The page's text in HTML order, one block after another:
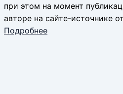
при этом на момент
авторе на сайте-источнике
Подробнее